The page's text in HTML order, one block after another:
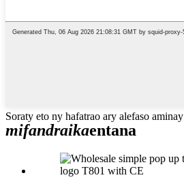
Soraty eto ny hafatrao ary alefaso aminay
mifandraikaentana